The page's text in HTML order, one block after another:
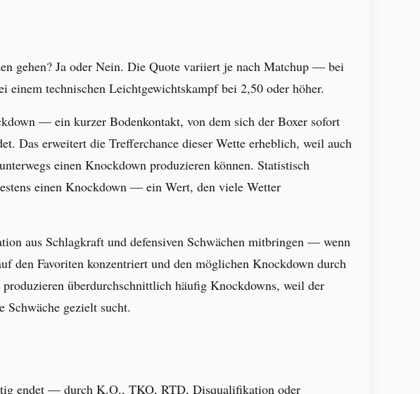
gehen? Ja oder Nein. Die Quote variiert je nach Matchup — bei
technischen Leichtgewichtskampf bei 2,50 oder höher.
— ein kurzer Bodenkontakt, von dem sich der Boxer sofort
Das erweitert die Trefferchance dieser Wette erheblich, weil auch
einen Knockdown produzieren können. Statistisch
einen Knockdown — ein Wert, den viele Wetter
aus Schlagkraft und defensiven Schwächen mitbringen — wenn
den Favoriten konzentriert und den möglichen Knockdown durch
überdurchschnittlich häufig Knockdowns, weil der
gezielt sucht.
endet — durch K.O., TKO, RTD, Disqualifikation oder